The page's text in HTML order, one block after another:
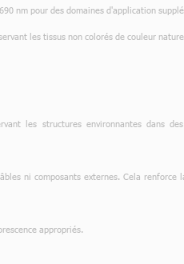
nm pour des domaines d'application
les tissus non colorés de couleur
les structures environnantes dans des
ni composants externes. Cela renforce
appropriés.